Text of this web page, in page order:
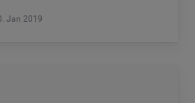
Jan 2019